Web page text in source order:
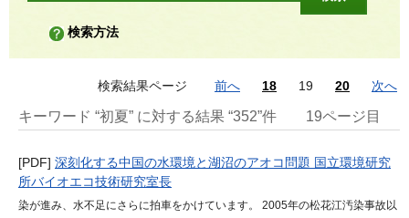
検索方法
検索結果ページ 前へ 18 19 20 次へ
キーワード “初夏” に対する結果 “352”件 19ページ目
[PDF] 深刻化する中国の水環境と湖沼のアオコ問題 国立環境研究
所バイオエコ技術研究室長
染が進み、水不足にさらに拍車をかけています。 2005年の松花江汚染事故以